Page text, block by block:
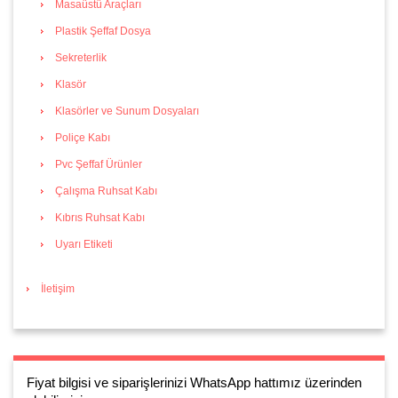
Masaüstü Araçları
Plastik Şeffaf Dosya
Sekreterlik
Klasör
Klasörler ve Sunum Dosyaları
Poliçe Kabı
Pvc Şeffaf Ürünler
Çalışma Ruhsat Kabı
Kıbrıs Ruhsat Kabı
Uyarı Etiketi
İletişim
Fiyat bilgisi ve siparişlerinizi WhatsApp hattımız üzerinden